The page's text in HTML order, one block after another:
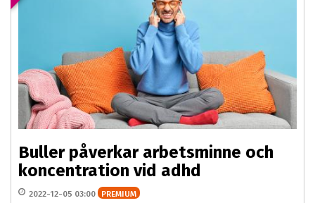
Buller påverkar arbetsminne och
koncentration vid adhd
2022-12-05 03:00 PREMIUM